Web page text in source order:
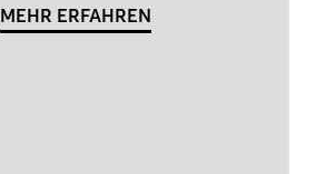
MEHR ERFAHREN